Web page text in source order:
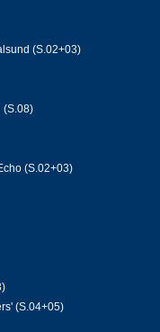
(S.02+03)
(S.08)
(S.02+03)
(S.04+05)